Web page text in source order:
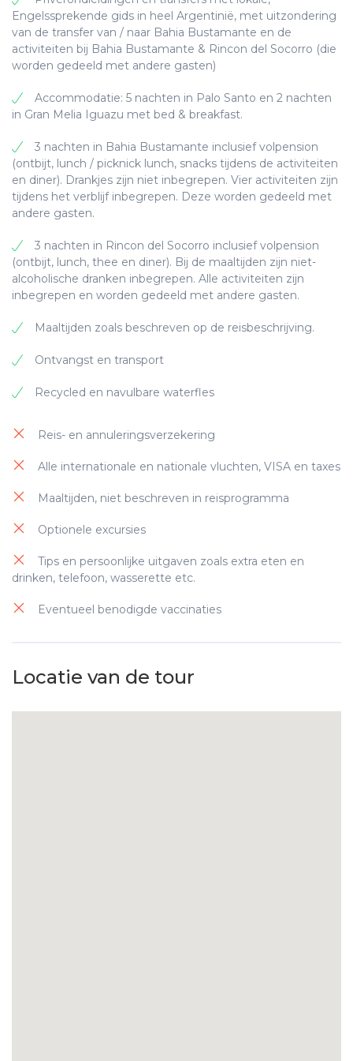
windenergie, die automatisch om 10.00 uur
inschakelen. Zodra de lichten uitgaan, worden Sea
Cabins nog steeds verlicht door zonne-energie en
batterijverlichting. We raden gasten aan om een
WI-FI: De Lodge heeft satelliet-wifi, het grootste
(zonne-energie). Het is niet altijd betrouwbaar en
erg traag.
Telefoon: er is geen gsm-signaal. WhatsApp werkt
prima.
ontbijt, lunch en diner.
Hernieuwbare energie
Energiebesparende lampen
Programma voor hergebruik van
handdoeken
Recyclebare meubels & stoffen
Waterbesparingsprogramma
Volgens het duurzaamheidsbeleid van de
estancia, hebben ze geen airconditioning in de
kamers of televisie. De kamers hebben een
verbonden met de natuur is het wifi-signaal zwak
en het telefoonsignaal niet altijd goed. U verblijft
diner.
Hernieuwbare energie
Programma voor hergebruik van
handdoeken
gehaast en alleen met de natuur te zijn en
comfort te herontdekken.
De lodge heeft een grote loungeruimte annex
restaurant, een uitgestrekt houten buitenterras,
zonneterras. De kamers hebben een afmeting
van 30 m² met uitzicht op de jungle, Smart TV 32,
biologische Yerba-Mate-voorzieningen.
Hernieuwbare energie
Energiebesparende lampen
Programma voor hergebruik van
handdoeken
Recycleren van afval
Biologische en lokale gerechten
Ecologische schoonmaakproducten
Engelssprekende gids in heel Argentinië, met uitzondering
van de transfer van / naar Bahia Bustamante en de
activiteiten bij Bahia Bustamante & Rincon del Socorro (die
worden gedeeld met andere gasten)
Accommodatie: 5 nachten in Palo Santo en 2 nachten
in Gran Melia Iguazu met bed & breakfast.
3 nachten in Bahia Bustamante inclusief volpension
(ontbijt, lunch / picknick lunch, snacks tijdens de activiteiten
en diner). Drankjes zijn niet inbegrepen. Vier activiteiten zijn
tijdens het verblijf inbegrepen. Deze worden gedeeld met
andere gasten.
3 nachten in Rincon del Socorro inclusief volpension
(ontbijt, lunch, thee en diner). Bij de maaltijden zijn niet-
alcoholische dranken inbegrepen. Alle activiteiten zijn
inbegrepen en worden gedeeld met andere gasten.
Maaltijden zoals beschreven op de reisbeschrijving.
Ontvangst en transport
Recycled en navulbare waterfles
Reis- en annuleringsverzekering
Alle internationale en nationale vluchten, VISA en taxes
Maaltijden, niet beschreven in reisprogramma
Optionele excursies
Tips en persoonlijke uitgaven zoals extra eten en
drinken, telefoon, wasserette etc.
Eventueel benodigde vaccinaties
Locatie van de tour